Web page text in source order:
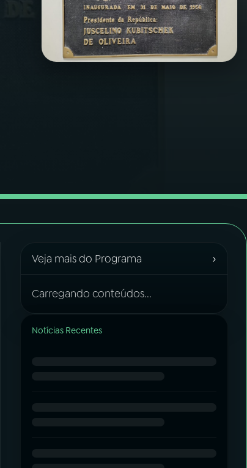
Veja mais do Programa ›
Carregando conteúdos...
Notícias Recentes